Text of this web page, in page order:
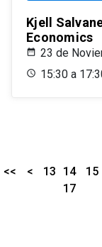
Kjell
Economics
23 de
15:30 a
<< < 13 14 15
17